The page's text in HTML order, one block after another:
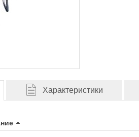
Характеристики